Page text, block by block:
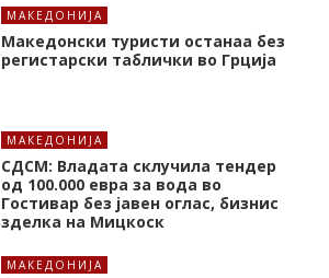
МАКЕДОНИЈА
Македонски туристи останаа без
регистарски таблички во Грција
МАКЕДОНИЈА
СДСМ: Владата склучила тендер
од 100.000 евра за вода во
Гостивар без јавен оглас, бизнис
зделка на Мицкоск
МАКЕДОНИЈА